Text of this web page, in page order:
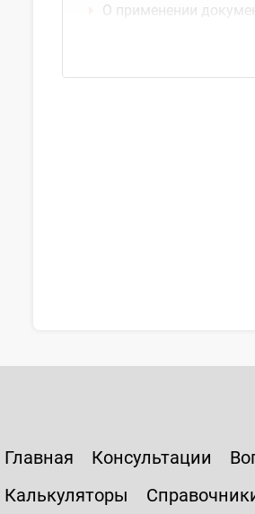
О применении
Главная Консультации
Калькуляторы